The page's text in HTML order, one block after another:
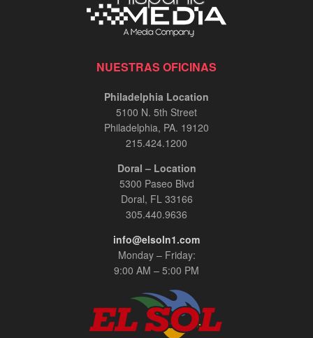
NUESTRAS OFICINAS
Philadelphia Location
5100 N. 5th Street
Philadelphia, PA. 19120
215.424.1200
Doral – Location
5300 Paseo Blvd
Doral, FL 33166
305.440.9636
info@elsoln1.com
Monday – Friday:
9:00 AM – 5:00 PM